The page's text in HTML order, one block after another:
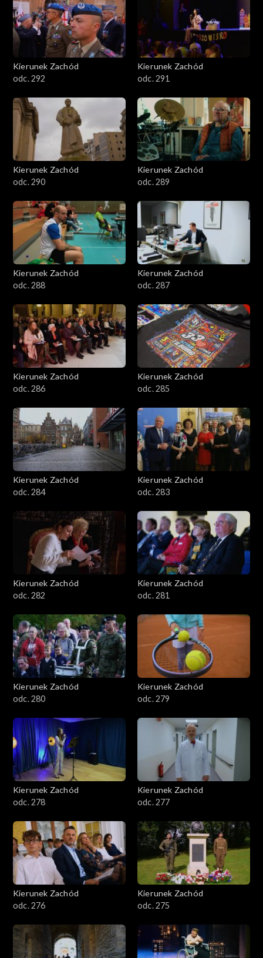
Kierunek Zachód
odc. 292
Kierunek Zachód
odc. 291
Kierunek Zachód
odc. 290
Kierunek Zachód
odc. 289
Kierunek Zachód
odc. 288
Kierunek Zachód
odc. 287
Kierunek Zachód
odc. 286
Kierunek Zachód
odc. 285
Kierunek Zachód
odc. 284
Kierunek Zachód
odc. 283
Kierunek Zachód
odc. 282
Kierunek Zachód
odc. 281
Kierunek Zachód
odc. 280
Kierunek Zachód
odc. 279
Kierunek Zachód
odc. 278
Kierunek Zachód
odc. 277
Kierunek Zachód
odc. 276
Kierunek Zachód
odc. 275